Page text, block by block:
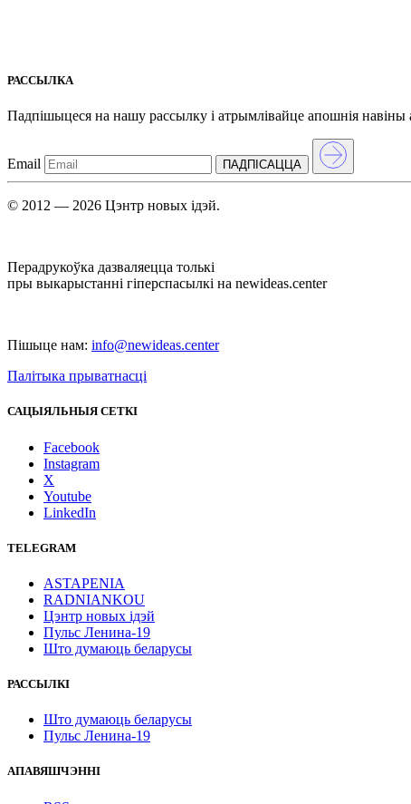
РАССЫЛКА
Падпішыцеся на нашу рассылкy і атрымлівайце апошнія
Email ПАДПIСАЦЦА
© 2012 — 2026 Цэнтр новых ідэй.
Перадрукоўка дазваляецца толькі
пры выкарыстанні гіперспасылкі на newideas.center
Пішыце нам: info@newideas.center
Палітыка прыватнасці
САЦЫЯЛЬНЫЯ СЕТКІ
Facebook
Instagram
X
Youtube
LinkedIn
TELEGRAM
ASTAPENIA
RADNIANKOU
Цэнтр новых ідэй
Пульс Ленина-19
Што думаюць беларусы
РАССЫЛКІ
Што думаюць беларусы
Пульс Ленина-19
АПАВЯШЧЭННІ